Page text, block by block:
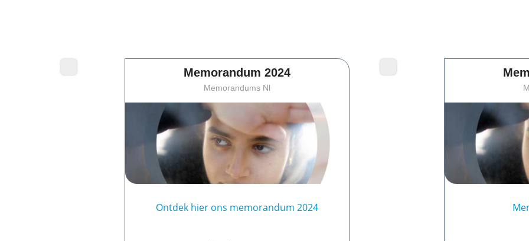
Memorandum 2024
Memorandums Nl
Ontdek hier ons memorandum 2024